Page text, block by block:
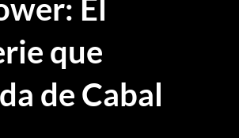
El
que
de Cabal